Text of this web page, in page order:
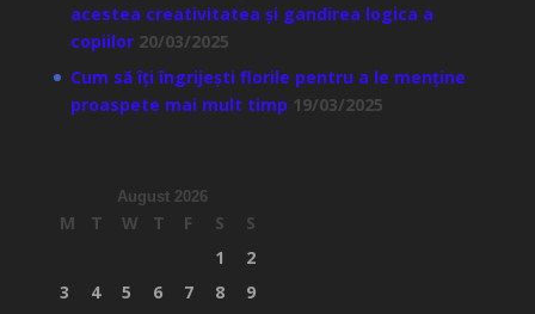
acestea creativitatea și gandirea logica a
copiilor 20/03/2025
Cum să îți îngrijești florile pentru a le menține
proaspete mai mult timp 19/03/2025
August 2026
M T W T F S
S
1
2
3
4 5 6 7 8
9